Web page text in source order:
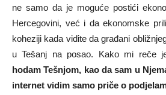
ne samo da je moguće postići
Hercegovini, već i da ekonomske
koheziji kada vidite da građani
u Tešanj na posao. Kako mi reče
hodam Tešnjom, kao da sam u
internet vidim samo priče o